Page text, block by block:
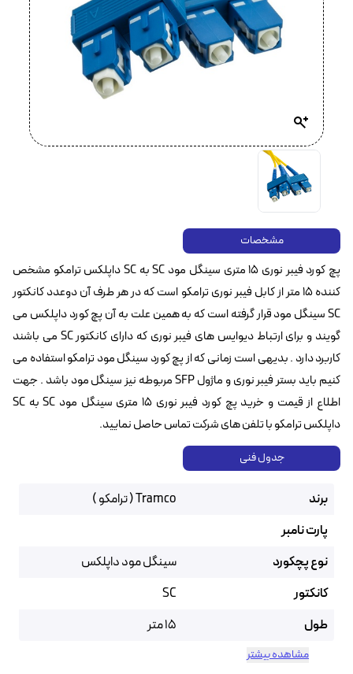
مشخصات
پچ کورد فیبر نوری ۱۵ متری سینگل مود SC به SC داپلکس ترامکو مشخص
کننده ۱۵ متر از کابل فیبر نوری ترامکو است که در هر طرف آن دوعدد کانکتور
SC سینگل مود قرار گرفته است که به همین علت به آن پچ کورد داپلکس می
گویند و برای ارتباط دیوایس های فیبر نوری که دارای کانکتور SC می باشند
کاربرد دارد . بدیهی است زمانی که از پچ کورد سینگل مود ترامکو استفاده می
کنیم باید بستر فیبر نوری و ماژول SFP مربوطه نیز سینگل مود باشد . جهت
اطلاع از قیمت و خرید پچ کورد فیبر نوری ۱۵ متری سینگل مود SC به SC
داپلکس ترامکو با تلفن های شرکت تماس حاصل نمایید.
جدول فنی
برند
Tramco ( ترامکو )
پارت نامبر
نوع پچکورد
سینگل مود داپلکس
کانکتور
SC
طول
15 متر
مشاهده بیشتر